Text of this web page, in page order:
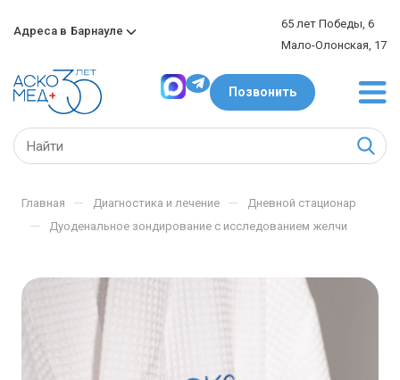
Адреса в Барнауле
65 лет Победы, 6
Мало-Олонская, 17
Позвонить
Главная — Диагностика и лечение — Дневной стационар
— Дуоденальное зондирование с исследованием желчи